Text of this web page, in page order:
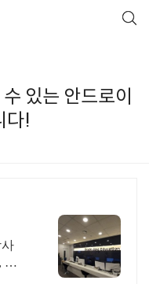
있는 안드로이
다!
구